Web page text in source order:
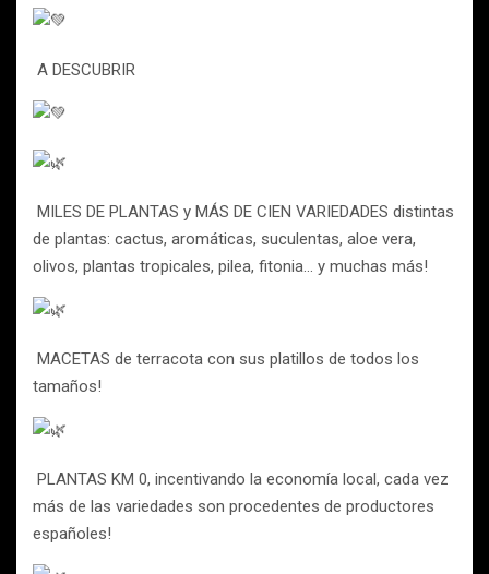
A DESCUBRIR
MILES DE PLANTAS y MÁS DE CIEN VARIEDADES distintas
de plantas: cactus, aromáticas, suculentas, aloe vera,
olivos, plantas tropicales, pilea, fitonia… y muchas más!
MACETAS de terracota con sus platillos de todos los
tamaños!
PLANTAS KM 0, incentivando la economía local, cada vez
más de las variedades son procedentes de productores
españoles!